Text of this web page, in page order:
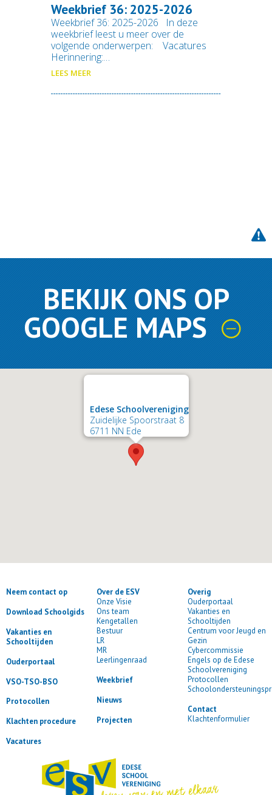
Weekbrief 36: 2025-2026
Weekbrief 36: 2025-2026 In deze
weekbrief leest u meer over de
volgende onderwerpen: Vacatures
Herinnering:…
LEES MEER
BEKIJK ONS OP
GOOGLE MAPS
Edese Schoolvereniging
Zuidelijke Spoorstraat 8
6711 NN Ede
Neem contact op
Download Schoolgids
Vakanties en
Schooltijden
Ouderportaal
VSO-TSO-BSO
Protocollen
Klachten procedure
Vacatures
Over de ESV
Onze Visie
Ons team
Kengetallen
Bestuur
LR
MR
Leerlingenraad
Weekbrief
Nieuws
Projecten
Overig
Ouderportaal
Vakanties en
Schooltijden
Centrum voor Jeugd en
Gezin
Cybercommissie
Engels op de Edese
Schoolvereniging
Protocollen
Contact
Klachtenformulier